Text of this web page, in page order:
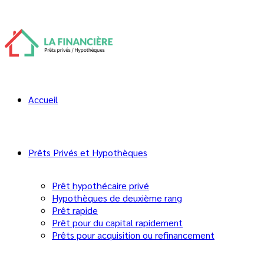
Accueil
Prêts Privés et Hypothèques
Prêt hypothécaire privé
Hypothèques de deuxième rang
Prêt rapide
Prêt pour du capital rapidement
Prêts pour acquisition ou refinancement
consommateur, que choisir?
défis uniques et significatifs. Malgré une reprise économique
finances personnelles, rendant la gestion de la dette plus
critique que jamais. Dans ce climat économique incertain, il
est impératif pour les consommateurs de comprendre les
outils et les options à leur disposition pour gérer leurs dettes
de manière efficace et durable.